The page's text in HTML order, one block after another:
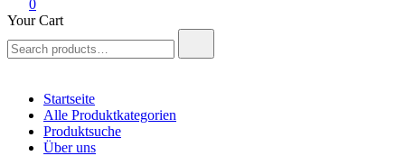
0
Your Cart
for:
Startseite
Alle Produktkategorien
Produktsuche
Über uns